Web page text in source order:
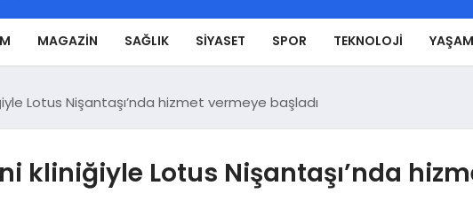
MAGAZIN SAĞLIK SIYASET SPOR TEKNOLOJI YAŞAM
Lotus Nişantaşı’nda hizmet vermeye başladı
kliniğiyle Lotus Nişantaşı’nda